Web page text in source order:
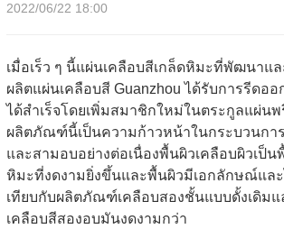
2022/06/22 18:00
เมื่อเร็ว ๆ นี้แผ่นเคลือบสีเกล็ดหิมะที่พัฒนาแ
ผลิตแผ่นเคลือบสี Guanzhou ได้รับการรีดอ
ได้สําเร็จโดยเพิ่มสมาชิกใหม่ในตระกูลแผ่นพ
ผลิตภัณฑ์นี้เป็นความก้าวหน้าในกระบวนกา
และสามอบอย่างต่อเนื่องพื้นผิวเคลือบผิวเป็
หิมะที่งดงามยิ่งขึ้นและพื้นผิวมีเอกลักษณ์และ
เทียบกับผลิตภัณฑ์เคลือบสองชั้นแบบดั้งเดิม
เคลือบสีสองอบมันงดงามกว่า